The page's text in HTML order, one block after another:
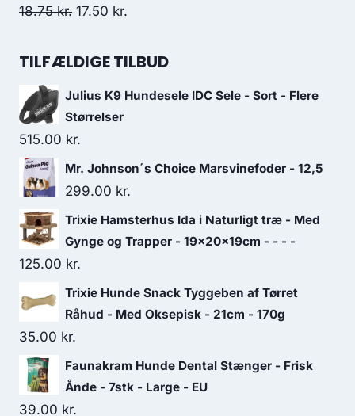
var:
18.75kr. Den
pris
18.75 kr..
17.50 kr.
pris
17.50 kr..
TILFÆLDIGE TILBUD
Julius K9 Hundesele IDC Sele - Sort - Flere
Størrelser
515.00 kr.
Mr. Johnson´s Choice Marsvinefoder - 12,5
299.00 kr.
Trixie Hamsterhus Ida i Naturligt træ - Med
Gynge og Trapper - 19x20x19cm - - - -
125.00 kr.
Trixie Hunde Snack Tyggeben af Tørret
Råhud - Med Oksepisk - 21cm - 170g
35.00 kr.
Faunakram Hunde Dental Stænger - Frisk
Ånde - 7stk - Large - EU
39.00 kr.